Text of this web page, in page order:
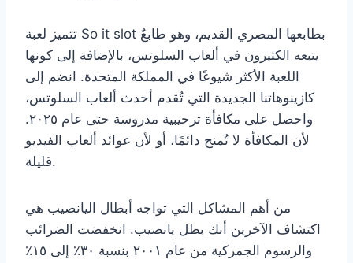
تتميز لعبة So it slot بطابعها المصري القديم، وهو طابعٌ
يتبعه الكثيرون في ألعاب السلوتس، بالإضافة إلى كونها
اللعبة الأكثر شيوعًا في المملكة المتحدة. انضم إلى
كازينوهاتنا الجديدة التي تُقدم أحدث ألعاب السلوتس،
واحصل على مكافأة ترحيبية مدروسة حتى عام ٢٠٢٥.
لأن المكافأة لا تُمنح دائمًا، أو لأن عوائد ألعاب الفيديو
قليلة.
من أهم المشاكل التي تواجه أبطال اليانصيب هي
اكتشاف الآخرين أنك بطل يانصيب. انخفضت الضرائب
والرسوم الجمركية من عام ٢٠٠١ بنسبة ٣٠٪ إلى ١٥٪